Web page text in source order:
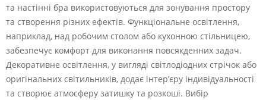
та настінні бра використовуються для зонування простору
та створення різних ефектів. Функціональне освітлення,
наприклад, над робочим столом або кухонною стільницею,
забезпечує комфорт для виконання повсякденних задач.
Декоративне освітлення, у вигляді світлодіодних стрічок або
оригінальних світильників, додає інтер’єру індивідуальності
та створює атмосферу затишку та розкоші. Вибір